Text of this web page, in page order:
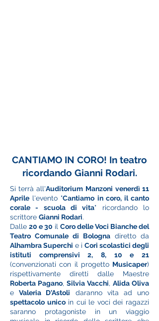
CANTIAMO IN CORO! In teatro
ricordando Gianni Rodari.
Si terrà all'Auditorium Manzoni venerdì 11
Aprile l'evento "Cantiamo in coro, il canto
corale - scuola di vita" ricordando lo
scrittore Gianni Rodari.
Dalle 20 e 30 il Coro delle Voci Bianche del
Teatro Comunale di Bologna diretto da
Alhambra Superchi e i Cori scolastici degli
istituti comprensivi 2, 8, 10 e 21
(convenzionati con il progetto Musicaper)
rispettivamente diretti dalle Maestre
Roberta Pagano, Silvia Vacchi, Alida Oliva
eValeria D'Astoli daranno vita ad uno
spettacolo unicoin cui le voci dei ragazzi
saranno protagoniste in un viaggio